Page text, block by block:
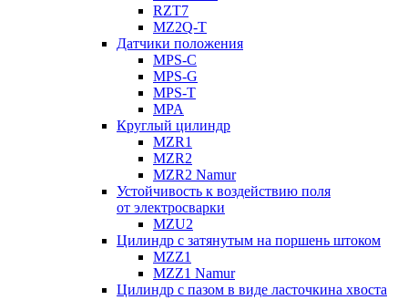
RZT7
MZ2Q-T
Датчики положения
MPS-C
MPS-G
MPS-T
MPA
Круглый цилиндр
MZR1
MZR2
MZR2 Namur
Устойчивость к воздействию поля
от электросварки
MZU2
Цилиндр с затянутым на поршень штоком
MZZ1
MZZ1 Namur
Цилиндр с пазом в виде ласточкина хвоста